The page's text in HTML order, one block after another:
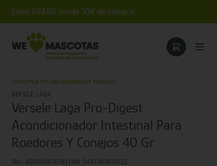
Envío GRATIS desde 50€ de compra
SUPLEMENTOS NUTRICIONALES PÁJAROS
VERSELE-LAGA
Versele Laga Pro-Digest
Acondicionador Intestinal Para
Roedores Y Conejos 40 Gr
SKU: AD200001658 | EAN: 5410340607022